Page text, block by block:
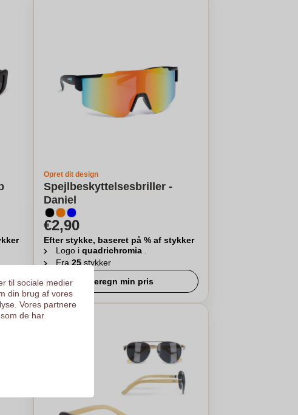
Opret dit design
Spejlbeskyttelsesbriller -
Daniel
€2,90
Efter stykke, baseret på % af stykker
Logo i quadrichromia .
Fra25stykker
Beregn min pris
til sociale medier
din brug af vores
Vores partnere
de har